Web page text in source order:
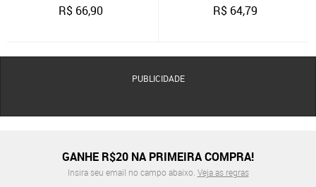
R$ 66,90 R$ 64,79
PUBLICIDADE
GANHE R$20 NA PRIMEIRA COMPRA!
Insira seu email no campo abaixo. Veja as regras